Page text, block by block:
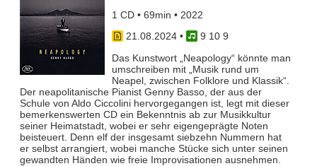
1 CD • 69min • 2022
21.08.2024•
9 10 9
Das Kunstwort „Neapology“ könnte man
umschreiben mit „Musik rund um
Neapel, zwischen Folklore und Klassik“.
Der neapolitanische Pianist Genny Basso, der aus der
Schule von Aldo Ciccolini hervorgegangen ist, legt mit dieser
bemerkenswerten CD ein Bekenntnis ab zur Musikkultur
seiner Heimatstadt, wobei er sehr eigengeprägte Noten
beisteuert. Denn elf der insgesamt siebzehn Nummern hat
er selbst arrangiert, wobei manche Stücke sich unter seinen
gewandten Händen wie freie Improvisationen ausnehmen.